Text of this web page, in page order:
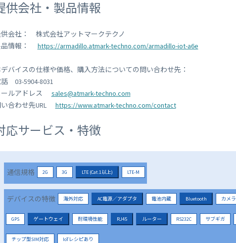
供会社・製品情報
会社： 株式会社アットマークテクノ
品情報：
https://armadillo.atmark-techno.com/armadillo-iot-a6e
バイスの仕様や価格、購入方法についての問い合わせ先：
03-5904-8031
ルアドレス
sales@atmark-techno.com
合わせ先URL
https://www.atmark-techno.com/contact
応サービス・特徴
通信規格 2G 3G LTE (Cat.1以上) LTE-M
デバイスの特徴 海外対応 AC電源／アダプタ 電池内蔵 Bluetooth カメラ
GPS ゲートウェイ 耐環境性能 RJ45 ルーター RS232C サブギガ
チップ型SIM対応 IoTレシピあり